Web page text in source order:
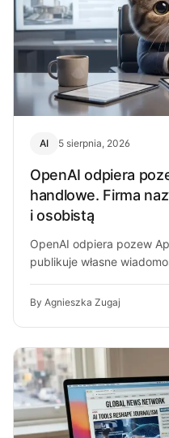
AI 5 sierpnia, 2026
OpenAI odpiera
handlowe. Firma
i osobistą
OpenAI odpiera pozew
publikuje własne
By Agnieszka Zugaj